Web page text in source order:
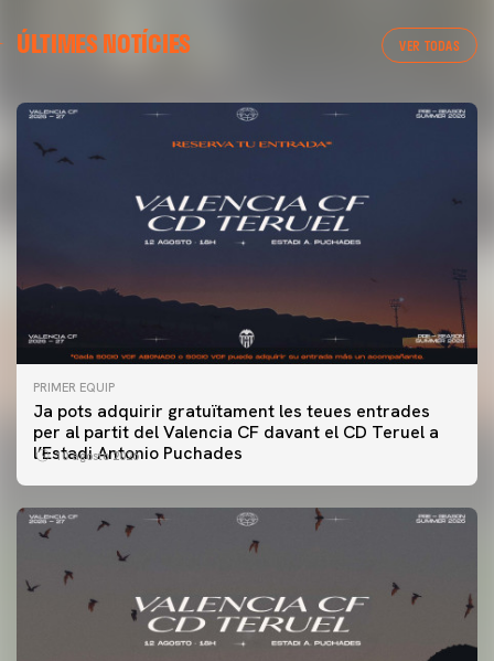
ÚLTIMES NOTÍCIES VER TODAS
PRIMER EQUIP
Ja pots adquirir gratuïtament les teues entrades
per al partit del Valencia CF davant el CD Teruel a
l’Estadi Antonio Puchades
10 agosto 2026